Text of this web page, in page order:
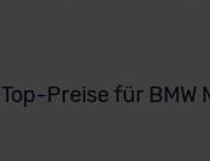
Top-Preise für BMW